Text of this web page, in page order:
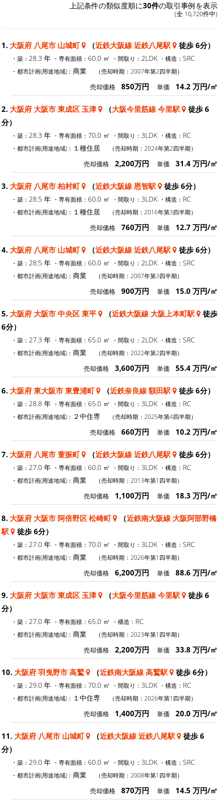
上記条件の類似度順に30件の取引事例を表示
(全 10,720件中)
1. 大阪府 八尾市 山城町 （近鉄大阪線 近鉄八尾駅 徒歩 6分）
・築： 28.3 年 ・専有面積： 60.0 ㎡ ・間取り： 2LDK ・構造： SRC
・都市計画(用途地域)： 商業 （売却時期：2007年第2四半期）
売却価格 850万円 単価 14.2 万円/㎡
2. 大阪府 大阪市 東成区 玉津 （大阪今里筋線 今里駅
徒歩 6
分）
・築： 28.3 年 ・専有面積： 70.0 ㎡ ・間取り： 3LDK ・構造： RC
・都市計画(用途地域)： １種住居 （売却時期：2024年第2四半期）
売却価格 2,200万円 単価 31.4 万円/㎡
3. 大阪府 八尾市 柏村町 （近鉄大阪線 恩智駅 徒歩 6分）
・築： 28.5 年 ・専有面積： 60.0 ㎡ ・間取り： 3LDK ・構造： RC
・都市計画(用途地域)： １種住居 （売却時期：2016年第3四半期）
売却価格 760万円 単価 12.7 万円/㎡
4. 大阪府 八尾市 山城町 （近鉄大阪線 近鉄八尾駅 徒歩 6分）
・築： 28.5 年 ・専有面積： 60.0 ㎡ ・間取り： 2LDK ・構造： SRC
・都市計画(用途地域)： 商業 （売却時期：2007年第3四半期）
売却価格 900万円 単価 15.0 万円/㎡
5. 大阪府 大阪市 中央区 東平 （近鉄大阪線 大阪上本町駅
徒歩
6分）
・築： 27.3 年 ・専有面積： 65.0 ㎡ ・間取り： 2LDK ・構造： SRC
・都市計画(用途地域)： 商業 （売却時期：2022年第2四半期）
売却価格 3,600万円 単価 55.4 万円/㎡
6. 大阪府 東大阪市 東豊浦町 （近鉄奈良線 額田駅 徒歩 6分）
・築： 28.8 年 ・専有面積： 65.0 ㎡ ・間取り： 3LDK ・構造： RC
・都市計画(用途地域)： ２中住専 （売却時期：2025年第4四半期）
売却価格 660万円 単価 10.2 万円/㎡
7. 大阪府 八尾市 萱振町 （近鉄大阪線 近鉄八尾駅 徒歩 6分）
・築： 27.0 年 ・専有面積： 60.0 ㎡ ・間取り： 3LDK ・構造： RC
・都市計画(用途地域)： 商業 （売却時期：2013年第1四半期）
売却価格 1,100万円 単価 18.3 万円/㎡
8. 大阪府 大阪市 阿倍野区 松崎町 （近鉄南大阪線 大阪阿部野橋
駅
徒歩 6分）
・築： 27.0 年 ・専有面積： 70.0 ㎡ ・間取り： 3LDK ・構造： SRC
・都市計画(用途地域)： 商業 （売却時期：2026年第1四半期）
売却価格 6,200万円 単価 88.6 万円/㎡
9. 大阪府 大阪市 東成区 玉津 （大阪今里筋線 今里駅
徒歩 6
分）
・築： 27.0 年 ・専有面積： 65.0 ㎡ ・構造： RC
・都市計画(用途地域)： 商業 （売却時期：2023年第1四半期）
売却価格 2,200万円 単価 33.8 万円/㎡
10. 大阪府 羽曳野市 高鷲 （近鉄南大阪線 高鷲駅 徒歩 6分）
・築： 29.0 年 ・専有面積： 70.0 ㎡ ・間取り： 3LDK ・構造： RC
・都市計画(用途地域)： １中住専 （売却時期：2026年第1四半期）
売却価格 1,400万円 単価 20.0 万円/㎡
11. 大阪府 八尾市 山城町 （近鉄大阪線 近鉄八尾駅
徒歩 6
分）
・築： 29.0 年 ・専有面積： 60.0 ㎡ ・間取り： 3LDK ・構造： SRC
・都市計画(用途地域)： 商業 （売却時期：2008年第1四半期）
売却価格 870万円 単価 14.5 万円/㎡